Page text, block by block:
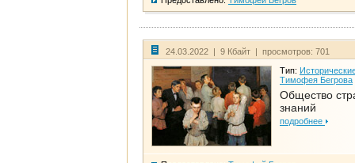
24.03.2022 | 9 Кбайт | просмотров: 701
Тип:
Тимофея Бегрова
Общество
знаний
подробнее